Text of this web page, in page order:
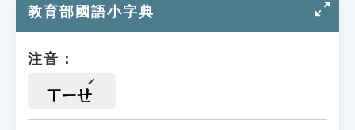
教育部國語小字典
注音：
ㄒㄧㄝ